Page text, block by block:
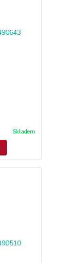
Skladem